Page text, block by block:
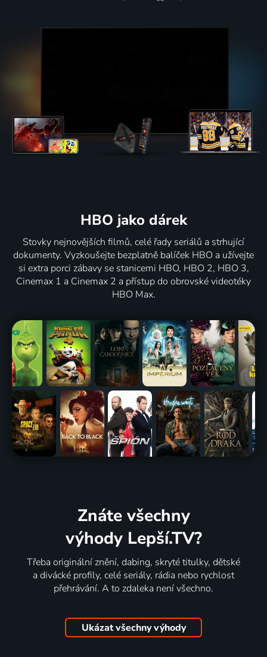
HBO jako dárek
Stovky nejnovějších filmů, celé řady seriálů a strhující
dokumenty. Vyzkoušejte bezplatně balíček HBO a užívejte
si extra porci zábavy se stanicemi HBO, HBO 2, HBO 3,
Cinemax 1 a Cinemax 2 a přístup do obrovské videotéky
HBO Max.
Znáte všechny
výhody Lepší.TV?
Třeba originální znění, dabing, skryté titulky, dětské
a divácké profily, celé seriály, rádia nebo rychlost
přehrávání. A to zdaleka není všechno.
Ukázat všechny výhody